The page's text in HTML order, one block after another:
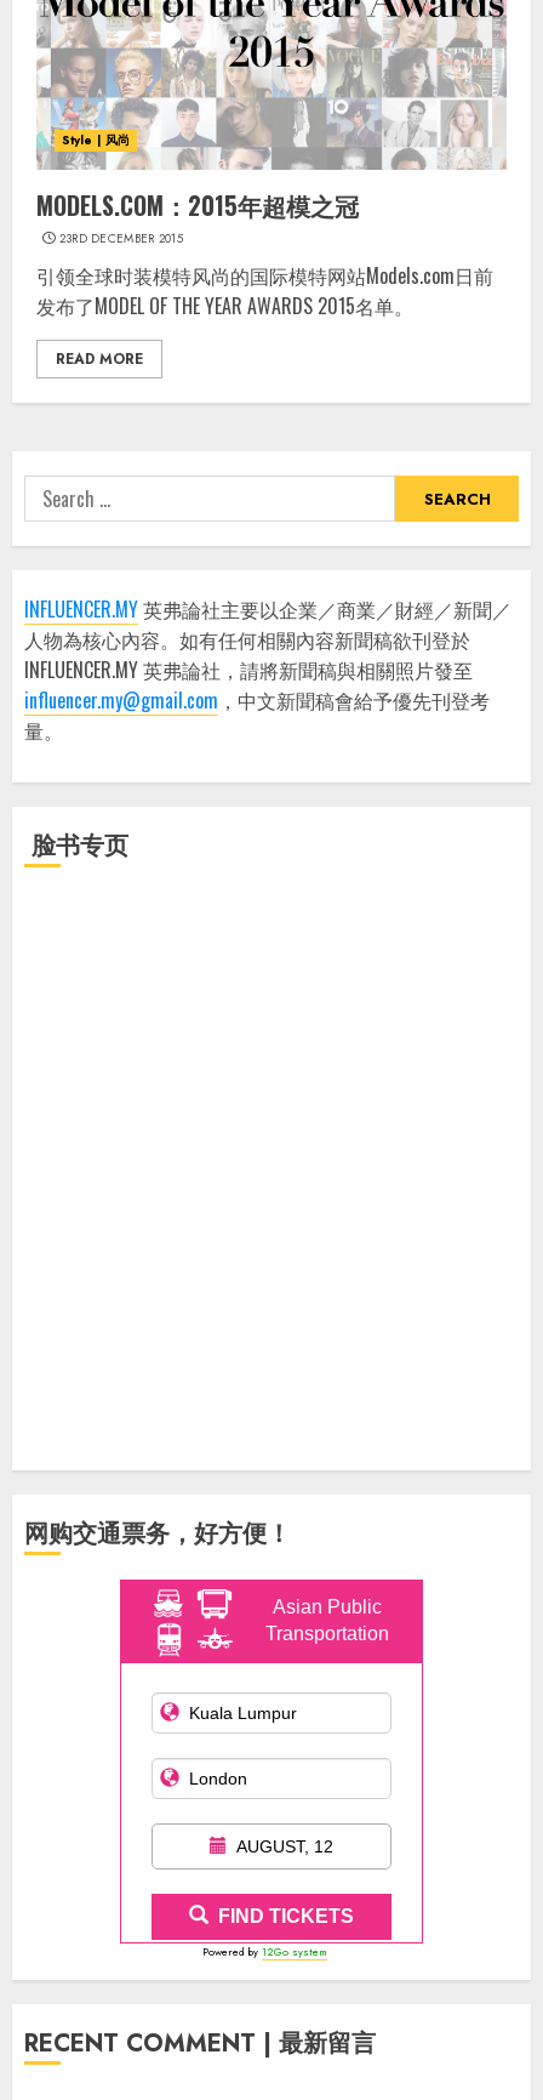
Style | 风尚
MODELS.COM：2015年超模之冠
23RD DECEMBER 2015
引领全球时装模特风尚的国际模特网站Models.com日前
发布了MODEL OF THE YEAR AWARDS 2015名单。
READ MORE
Search
for:
INFLUENCER.MY英弗論社主要以企業／商業／財經／新聞／
人物為核心內容。如有任何相關內容新聞稿欲刊登於
INFLUENCER.MY 英弗論社，請將新聞稿與相關照片發至
influencer.my@gmail.com ，中文新聞稿會給予優先刊登考
量。
脸书专页
网购交通票务，好方便！
Asian Public
Transportation
AUGUST, 12
FIND TICKETS
Powered by 12Go system
RECENT COMMENT | 最新留言